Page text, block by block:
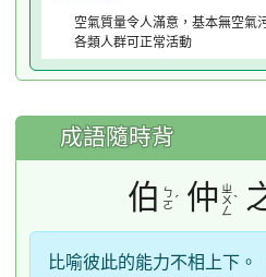
空氣質量令人滿意，基本無空氣
各類人群可正常活動
成語隨時背
伯
ㄅ
ㄛˊ 仲 ㄓ
ㄨ
ㄥ
ˋ
比喻彼此的能力不相上下。